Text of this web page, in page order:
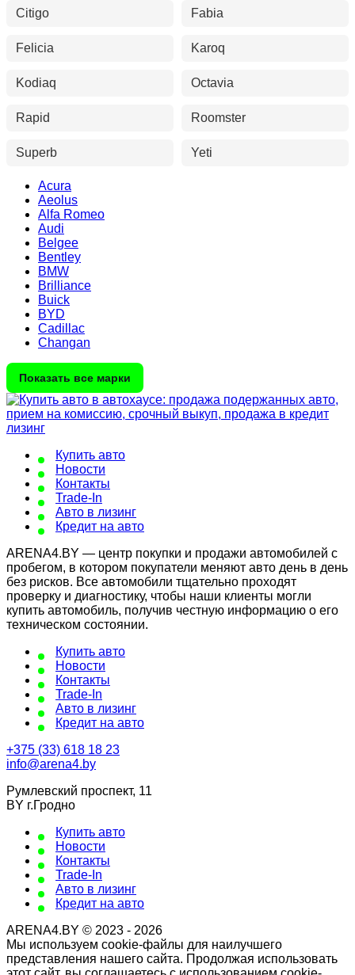
Citigo
Fabia
Felicia Karoq
Kodiaq Octavia
Rapid Roomster
Superb Yeti
Acura
Aeolus
Alfa Romeo
Audi
Belgee
Bentley
BMW
Brilliance
Buick
BYD
Cadillac
Changan
Показать все марки
Купить авто
Новости
Контакты
Trade-In
Авто в лизинг
Кредит на авто
ARENA4.BY — центр покупки и продажи автомобилей с
пробегом, в котором покупатели меняют авто день в день
без рисков. Все автомобили тщательно проходят
проверку и диагностику, чтобы наши клиенты могли
купить автомобиль, получив честную информацию о его
техническом состоянии.
Купить авто
Новости
Контакты
Trade-In
Авто в лизинг
Кредит на авто
+375 (33) 618 18 23
info@arena4.by
Румлевский проспект, 11
BY г.Гродно
Купить авто
Новости
Контакты
Trade-In
Авто в лизинг
Кредит на авто
ARENA4.BY © 2023 - 2026
Мы используем cookie-файлы для наилучшего
представления нашего сайта. Продолжая использовать